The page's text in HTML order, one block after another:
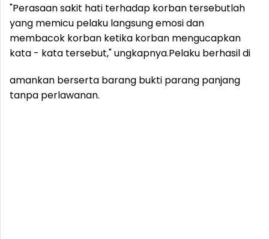
"Perasaan sakit hati terhadap korban tersebutlah
yang memicu pelaku langsung emosi dan
membacok korban ketika korban mengucapkan
kata - kata tersebut," ungkapnya.Pelaku berhasil di
amankan berserta barang bukti parang panjang
tanpa perlawanan.